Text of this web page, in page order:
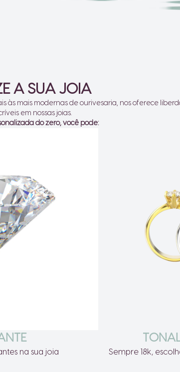
A SUA JOIA
às mais modernas de ourivesaria, nos oferece
em nossas joias.
do zero, você pode:
na sua joia
Sempre 18k,